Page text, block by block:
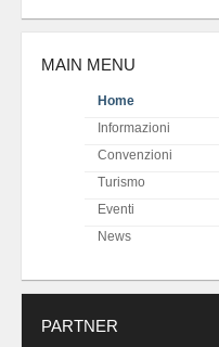
MAIN MENU
Home
Informazioni
Convenzioni
Turismo
Eventi
News
PARTNER